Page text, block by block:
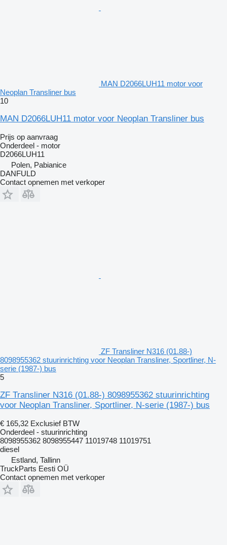
MAN D2066LUH11 motor voor
Neoplan Transliner bus
10
MAN D2066LUH11 motor voor Neoplan Transliner bus
Prijs op aanvraag
Onderdeel - motor
D2066LUH11
Polen, Pabianice
DANFULD
Contact opnemen met verkoper
ZF Transliner N316 (01.88-)
8098955362 stuurinrichting voor Neoplan Transliner, Sportliner, N-
serie (1987-) bus
5
ZF Transliner N316 (01.88-) 8098955362 stuurinrichting
voor Neoplan Transliner, Sportliner, N-serie (1987-) bus
€ 165,32 Exclusief BTW
Onderdeel - stuurinrichting
8098955362 8098955447 11019748 11019751
diesel
Estland, Tallinn
TruckParts Eesti OÜ
Contact opnemen met verkoper